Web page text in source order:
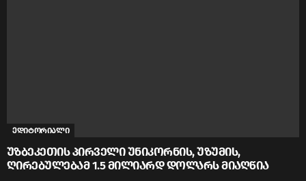
ედიტორიალი
უზბეკეთის პირველი უნიკორნის, უზუმის,
ღირებულებამ 1.5 მილიარდ დოლარს მიაღწია